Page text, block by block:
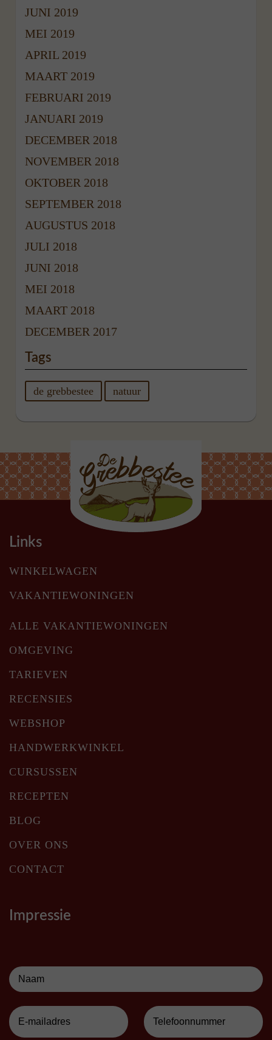
JUNI 2019
MEI 2019
APRIL 2019
MAART 2019
FEBRUARI 2019
JANUARI 2019
DECEMBER 2018
NOVEMBER 2018
OKTOBER 2018
SEPTEMBER 2018
AUGUSTUS 2018
JULI 2018
JUNI 2018
MEI 2018
MAART 2018
DECEMBER 2017
Tags
de grebbestee natuur
Links
WINKELWAGEN
VAKANTIEWONINGEN
ALLE VAKANTIEWONINGEN
OMGEVING
TARIEVEN
RECENSIES
WEBSHOP
HANDWERKWINKEL
CURSUSSEN
RECEPTEN
BLOG
OVER ONS
CONTACT
Impressie